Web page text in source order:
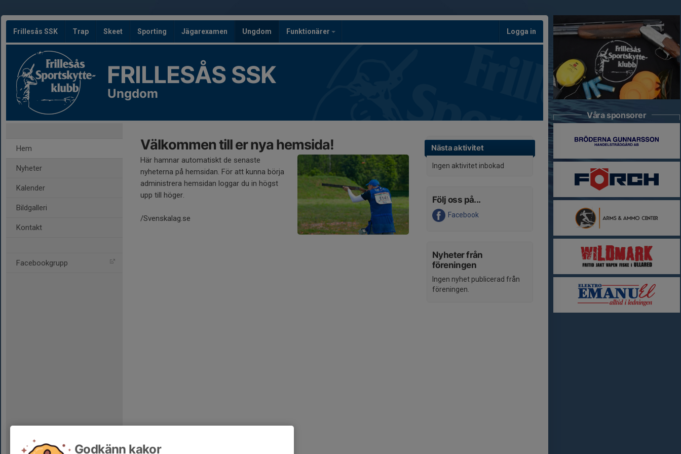
Frillesås SSK Trap Skeet Sporting Jägarexamen Ungdom Funktionärer Logga in
FRILLESÅS SSK
Ungdom
Hem
Nyheter
Kalender
Bildgalleri
Kontakt
Facebookgrupp
Nästa aktivitet
Ingen aktivitet inbokad
Följ oss på...
Facebook
Nyheter från
föreningen
Ingen nyhet publicerad från
föreningen.
Välkommen till er nya hemsida!
Här hamnar automatiskt de senaste
nyheterna på hemsidan. För att kunna börja
administrera hemsidan loggar du in högst
upp till höger.
/Svenskalag.se
Våra sponsorer
Godkänn kakor